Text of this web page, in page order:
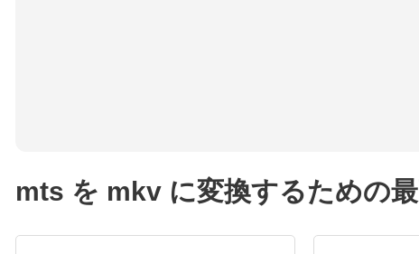
mts を mkv に変換するための